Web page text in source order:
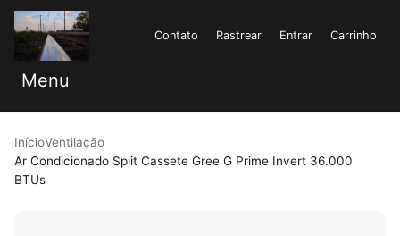
Contato Rastrear Entrar Carrinho
Menu
InícioVentilação
Ar Condicionado Split Cassete Gree G Prime Invert 36.000
BTUs